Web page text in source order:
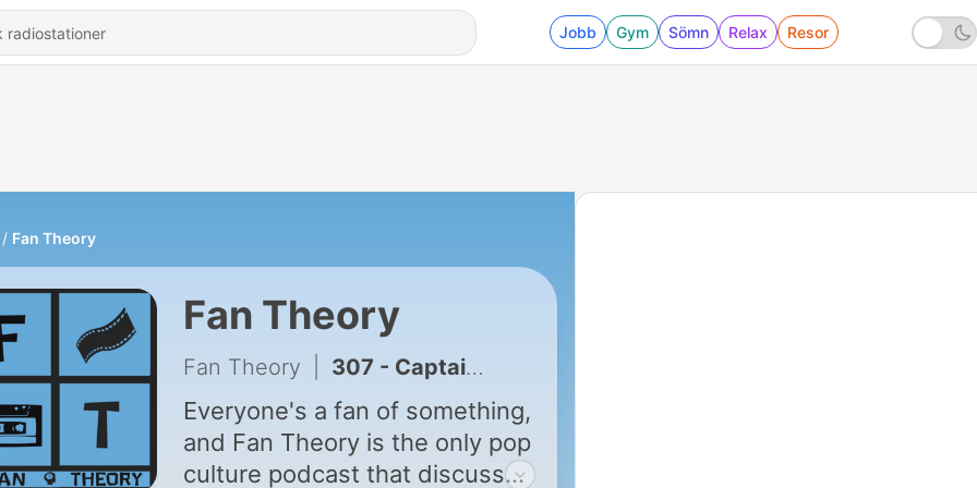
Jobb Gym Sömn Relax Resor
Fan Theory
Fan Theory
Fan Theory 307 - Captain Marvel and comic book writer Kelly Sue DeConnick
Everyone's a fan of something,
and Fan Theory is the only pop
culture podcast that discusses